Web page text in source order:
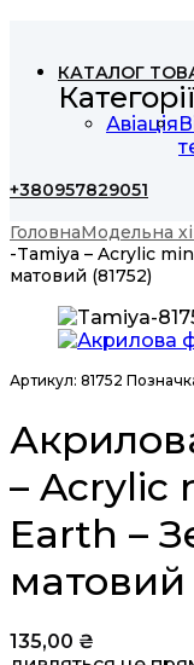
КАТАЛОГ
Категорії
Авіація
+380957829051
ГоловнаМодельна
-Tamiya – Acrylic
матовий (81752)
Артикул: 81752
– Acrylic
Earth –
матовий
135,00 ₴